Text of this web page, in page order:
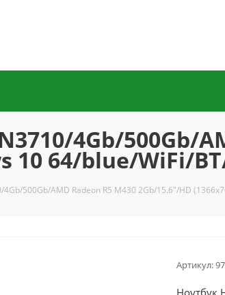
4Gb/500Gb/
10 64/blue/WiFi/
500Gb/AMD Radeon R5 M430 2Gb/15.6"/HD
Артикул:
Ноутбук